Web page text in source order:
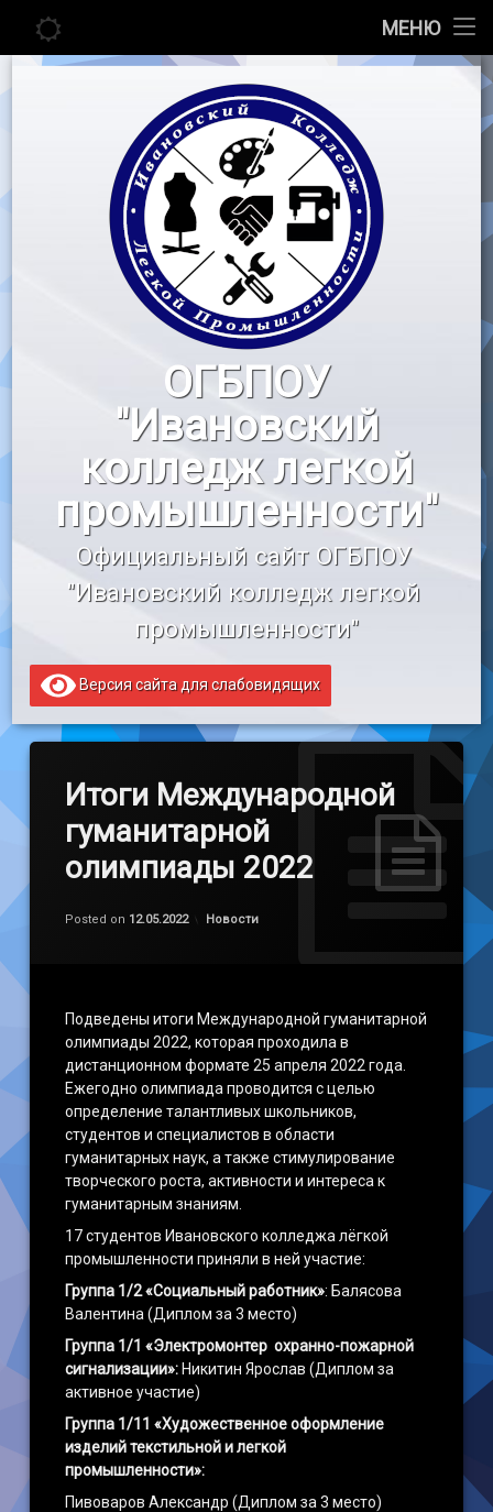
МЕНЮ
Главная
Педагогу
Воспитательная работа
«Профессионалы»
«Профессионалитет»
Образовательный кредит
Перейти
ОГБПОУ
"Ивановский
колледж легкой
промышленности"
Официальный сайт ОГБПОУ
"Ивановский колледж легкой
промышленности"
Версия сайта для слабовидящих
Итоги Международной
гуманитарной
олимпиады 2022
Posted on 12.05.2022
Обновлено на
by
Категории:
Новости
Подведены итоги Международной гуманитарной
олимпиады 2022, которая проходила в
дистанционном формате 25 апреля 2022 года.
Ежегодно олимпиада проводится с целью
определение талантливых школьников,
студентов и специалистов в области
гуманитарных наук, а также стимулирование
творческого роста, активности и интереса к
гуманитарным знаниям.
17 студентов Ивановского колледжа лёгкой
промышленности приняли в ней участие:
Группа 1/2 «Социальный работник»: Балясова
Валентина (Диплом за 3 место)
Группа 1/1 «Электромонтер охранно-пожарной
сигнализации»: Никитин Ярослав (Диплом за
активное участие)
Группа 1/11 «Художественное оформление
изделий текстильной и легкой
промышленности»:
Пивоваров Александр (Диплом за 3 место)